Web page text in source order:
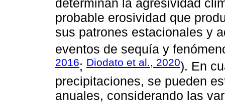
determinan la agresividad
probable erosividad que
sus patrones estacionales y
eventos de sequía y
2016; Diodato et al., 2020). En
precipitaciones, se pueden
anuales, considerando las